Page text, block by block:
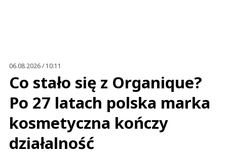
ann
Odpowiedz
1
0
06.08.2026 / 10:11
Co stało się z Organique?
Po 27 latach polska marka
kosmetyczna kończy
działalność